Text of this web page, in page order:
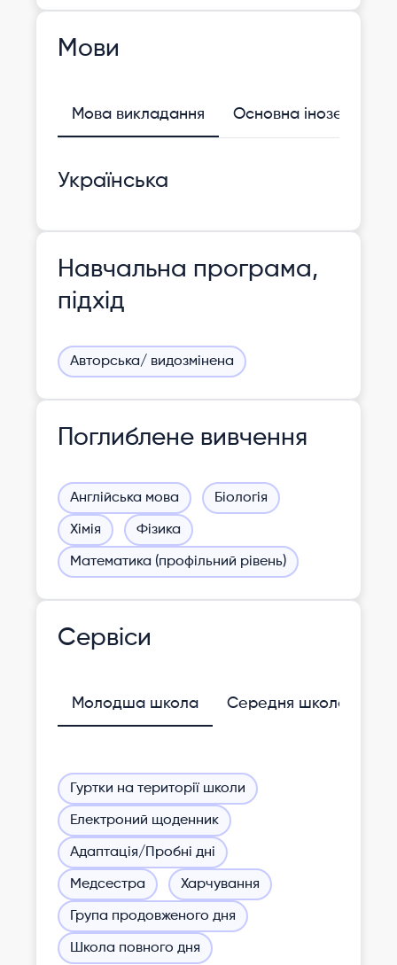
Мови
Мова викладання Основна іноземна
Українська
Навчальна програма,
підхід
Авторська/ видозмінена
Поглиблене вивчення
Англійська мова Біологія
Хімія Фізика
Математика (профільний рівень)
Сервіси
Молодша школа Середня школа
Гуртки на території школи
Електроний щоденник
Адаптація/Пробні дні
Медсестра Харчування
Група продовженого дня
Школа повного дня